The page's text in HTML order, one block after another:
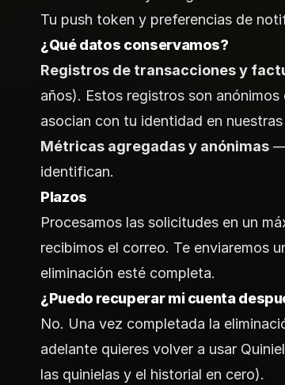
Tu push token y preferencias de
¿Qué datos conservamos?
Registros de transacciones y
años). Estos registros son
asocian con tu identidad en
Métricas agregadas y anónimas —
identifican.
Plazos
Procesamos las solicitudes en un
recibimos el correo. Te enviaremos
eliminación esté completa.
¿Puedo recuperar mi cuenta
No. Una vez completada la
adelante quieres volver a usar
las quinielas y el historial en cero).